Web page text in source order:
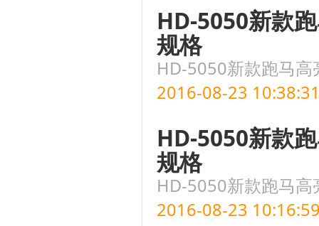
HD-5050新款
规格
HD-5050新款跑马
2016-08-23
HD-5050新款
规格
HD-5050新款跑马
2016-08-23